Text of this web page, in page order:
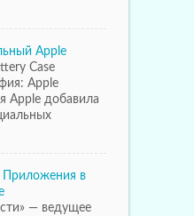
Apple
Case
Apple
Apple добавила
Приложения в
— ведущее